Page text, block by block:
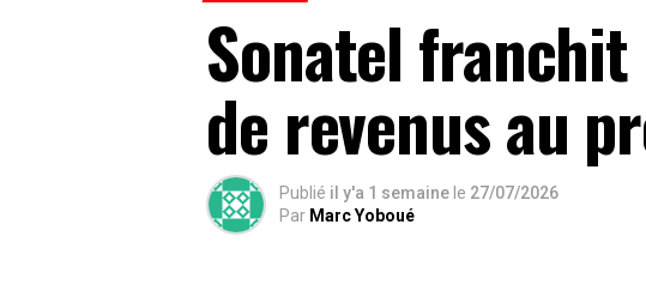
Sonatel franchit
de revenus au
Publié il y'a 1 semaine le 27/07/2026
Par Marc Yoboué